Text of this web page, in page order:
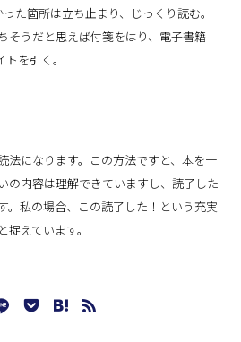
た箇所は立ち止まり、じっくり読む。
そうだと思えば付箋をはり、電子書籍
を引く。
法になります。この方法ですと、本を一
の内容は理解できていますし、読了した
。私の場合、この読了した！という充実
えています。